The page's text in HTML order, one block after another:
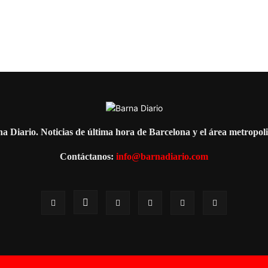
Diario. Noticias de última hora de Barcelona y el área
Contáctanos: info@barnadiario.com